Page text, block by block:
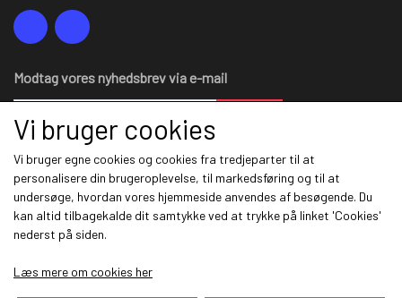
Modtag vores nyhedsbrev via e-mail
Information
Om mig
Cookies
Vi bruger cookies
Vi bruger egne cookies og cookies fra tredjeparter til at
personalisere din brugeroplevelse, til markedsføring og til at
undersøge, hvordan vores hjemmeside anvendes af besøgende. Du
kan altid tilbagekalde dit samtykke ved at trykke på linket 'Cookies'
nederst på siden.
Læs mere om cookies her